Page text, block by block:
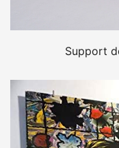
Support